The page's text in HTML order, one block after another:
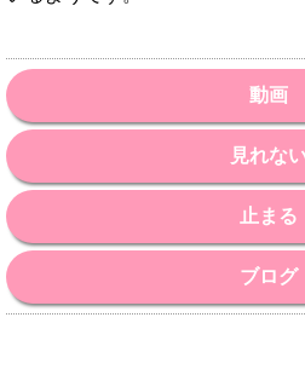
動画
見れな
止まる
ブログ